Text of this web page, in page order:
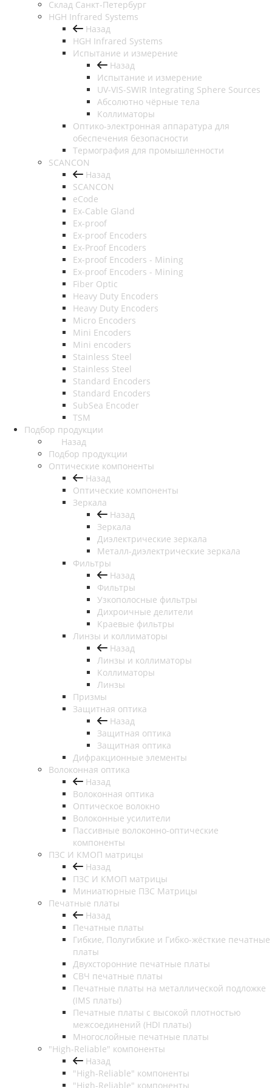
Cклад Санкт-Петербург
HGH Infrared Systems
Назад
HGH Infrared Systems
Испытание и измерение
Назад
Испытание и измерение
UV-VIS-SWIR Integrating Sphere Sources
Абсолютно чёрные тела
Коллиматоры
Оптико-электронная аппаратура для
обеспечения безопасности
Термография для промышленности
SCANCON
Назад
SCANCON
eCode
Ex-Cable Gland
Ex-proof
Ex-proof Encoders
Ex-Proof Encoders
Ex-proof Encoders - Mining
Ex-proof Encoders - Mining
Fiber Optic
Heavy Duty Encoders
Heavy Duty Encoders
Micro Encoders
Mini Encoders
Mini encoders
Stainless Steel
Stainless Steel
Standard Encoders
Standard Encoders
SubSea Encoder
TSM
Подбор продукции
Назад
Подбор продукции
Оптические компоненты
Назад
Оптические компоненты
Зеркала
Назад
Зеркала
Диэлектрические зеркала
Металл-диэлектрические зеркала
Фильтры
Назад
Фильтры
Узкополосные фильтры
Дихроичные делители
Краевые фильтры
Линзы и коллиматоры
Назад
Линзы и коллиматоры
Коллиматоры
Линзы
Призмы
Защитная оптика
Назад
Защитная оптика
Защитная оптика
Дифракционные элементы
Волоконная оптика
Назад
Волоконная оптика
Оптическое волокно
Волоконные усилители
Пассивные волоконно-оптические
компоненты
ПЗС И КМОП матрицы
Назад
ПЗС И КМОП матрицы
Миниатюрные ПЗС Матрицы
Печатные платы
Назад
Печатные платы
Гибкие, Полугибкие и Гибко-жёсткие печатные
платы
Двухсторонние печатные платы
СВЧ печатные платы
Печатные платы на металлической подложке
(IMS платы)
Печатные платы с высокой плотностью
межсоединений (HDI платы)
Многослойные печатные платы
"High-Reliable" компоненты
Назад
"High-Reliable" компоненты
"High-Reliable" компоненты